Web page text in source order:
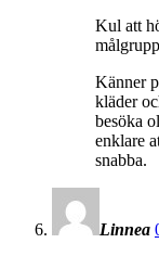
Kul att
Känner
kläder
besöka
enklare
snabba.
Linnea